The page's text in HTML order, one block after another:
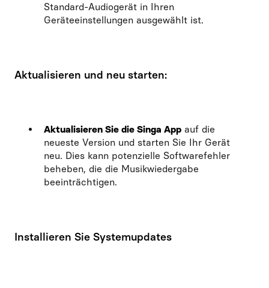
Standard-Audiogerät in Ihren
Geräteeinstellungen ausgewählt ist.
Aktualisieren und neu starten:
Aktualisieren Sie die Singa App auf die
neueste Version und starten Sie Ihr Gerät
neu. Dies kann potenzielle Softwarefehler
beheben, die die Musikwiedergabe
beeinträchtigen.
Installieren Sie Systemupdates